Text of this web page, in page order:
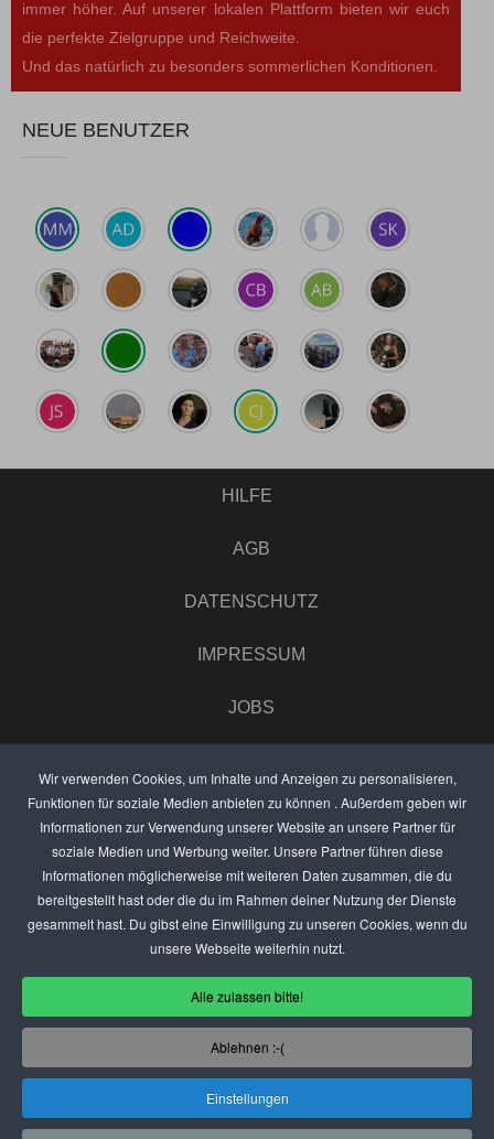
Wir verwenden Cookies, um Inhalte und Anzeigen zu personalisieren,
Funktionen für soziale Medien anbieten zu können . Außerdem geben wir
Informationen zur Verwendung unserer Website an unsere Partner für
soziale Medien und Werbung weiter. Unsere Partner führen diese
Informationen möglicherweise mit weiteren Daten zusammen, die du
bereitgestellt hast oder die du im Rahmen deiner Nutzung der Dienste
gesammelt hast. Du gibst eine Einwilligung zu unseren Cookies, wenn du
unsere Webseite weiterhin nutzt.
Alle zulassen bitte!
Ablehnen :-(
Einstellungen
immer höher. Auf unserer lokalen Plattform bieten wir euch
die perfekte Zielgruppe und Reichweite.
Und das natürlich zu besonders sommerlichen Konditionen.
NEUE BENUTZER
HILFE
AGB
DATENSCHUTZ
IMPRESSUM
JOBS
ANZEIGEN PREISE
BEWERTET UNS
KONTAKT
DEIN LOKAL VORSTELLEN
USER